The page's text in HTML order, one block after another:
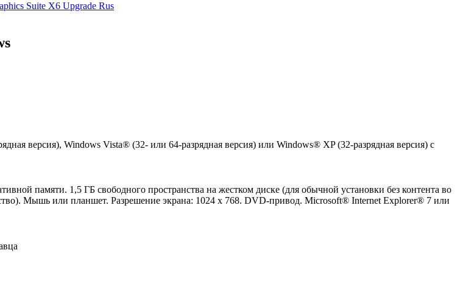
Suite X6 Upgrade Rus
версия), Windows Vista® (32- или 64-разрядная версия) или Windows® XP (32-разрядная версия) с
памяти. 1,5 ГБ свободного пространства на жестком диске (для обычной установки без контента во
Мышь или планшет. Разрешение экрана: 1024 x 768. DVD-привод. Microsoft® Internet Explorer® 7 или